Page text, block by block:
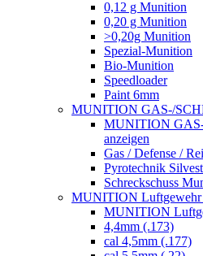
0,12 g Munition
0,20 g Munition
>0,20g Munition
Spezial-Munition
Bio-Munition
Speedloader
Paint 6mm
MUNITION GAS-/
MUNITION
anzeigen
Gas / Defense /
Pyrotechnik
Schreckschuss
MUNITION
MUNITION
4,4mm (.173)
cal 4,5mm (.177)